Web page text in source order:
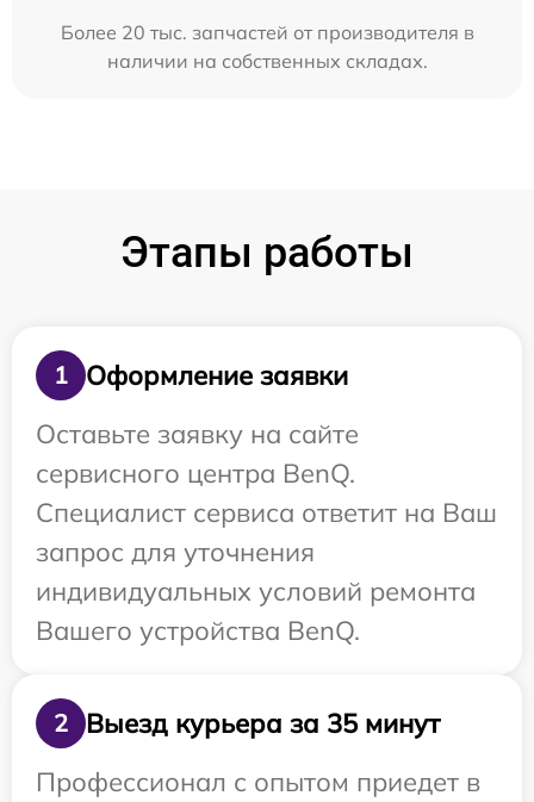
Более 20 тыс. запчастей от производителя в
наличии на собственных складах.
Этапы работы
1
Оформление заявки
Оставьте заявку на сайте
сервисного центра BenQ.
Специалист сервиса ответит на Ваш
запрос для уточнения
индивидуальных условий ремонта
Вашего устройства BenQ.
2
Выезд курьера за 35 минут
Профессионал с опытом приедет в